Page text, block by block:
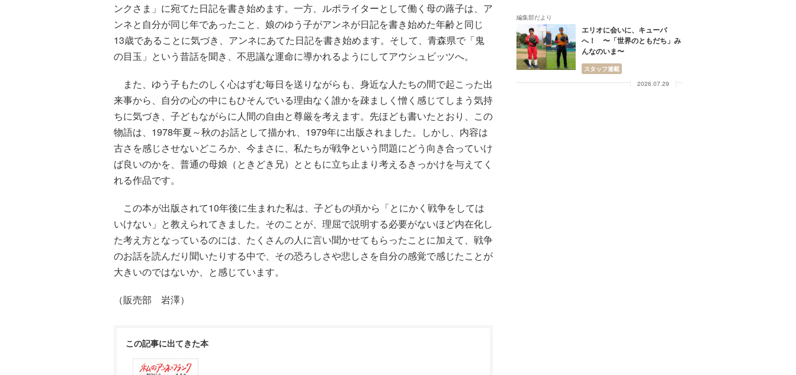
ンクさま」に宛てた日記を書き始めます。一方、ルポライターとして働く母の蕗子は、ア
ンネと自分が同じ年であったこと、娘のゆう子がアンネが日記を書き始めた年齢と同じ
13歳であることに気づき、アンネにあてた日記を書き始めます。そして、青森県で「鬼
の目玉」という昔話を聞き、不思議な運命に導かれるようにしてアウシュビッツへ。
また、ゆう子もたのしく心はずむ毎日を送りながらも、身近な人たちの間で起こった出
来事から、自分の心の中にもひそんでいる理由なく誰かを疎ましく憎く感じてしまう気持
ちに気づき、子どもながらに人間の自由と尊厳を考えます。先ほども書いたとおり、この
物語は、1978年夏～秋のお話として描かれ、1979年に出版されました。しかし、内容は
古さを感じさせないどころか、今まさに、私たちが戦争という問題にどう向き合っていけ
ば良いのかを、普通の母娘（ときどき兄）とともに立ち止まり考えるきっかけを与えてく
れる作品です。
この本が出版されて10年後に生まれた私は、子どもの頃から「とにかく戦争をしては
いけない」と教えられてきました。そのことが、理屈で説明する必要がないほど内在化し
た考え方となっているのには、たくさんの人に言い聞かせてもらったことに加えて、戦争
のお話を読んだり聞いたりする中で、その恐ろしさや悲しさを自分の感覚で感じたことが
大きいのではないか、と感じています。
（販売部 岩澤）
この記事に出てきた本
編集部だより
エリオに会いに、キューバ
へ！ 〜「世界のともだち」み
んなのいま〜
スタッフ連載
2026.07.29